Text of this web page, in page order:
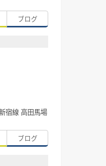
ブログ
宿線 高田馬場
ブログ